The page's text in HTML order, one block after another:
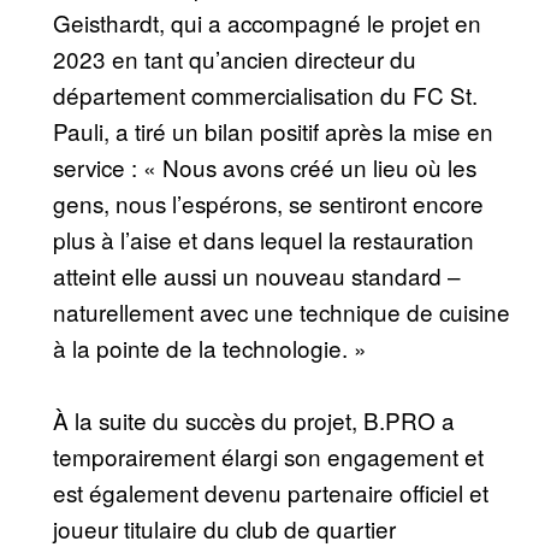
Geisthardt, qui a accompagné le projet en
2023 en tant qu’ancien directeur du
département commercialisation du FC St.
Pauli, a tiré un bilan positif après la mise en
service : « Nous avons créé un lieu où les
gens, nous l’espérons, se sentiront encore
plus à l’aise et dans lequel la restauration
atteint elle aussi un nouveau standard –
naturellement avec une technique de cuisine
à la pointe de la technologie. »
À la suite du succès du projet, B.PRO a
temporairement élargi son engagement et
est également devenu partenaire officiel et
joueur titulaire du club de quartier